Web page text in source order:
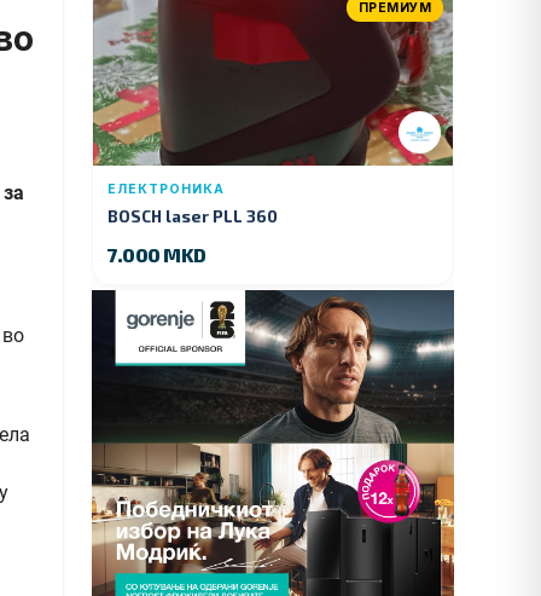
ПРЕМИУМ
ЕЛЕКТРОНИКА
BOSCH laser PLL 360
7.000 MKD